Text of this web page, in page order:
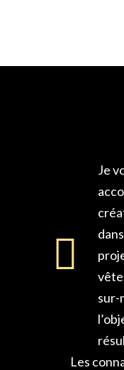
Je
sur-
Les